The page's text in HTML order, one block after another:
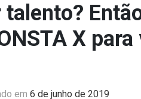
talento?
X
em 6 de junho de 2019